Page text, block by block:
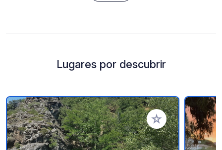
Lugares por descubrir
Añadir a tus